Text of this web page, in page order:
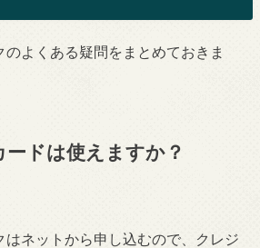
よくある疑問をまとめておきま
ドは使えますか？
はネットから申し込むので、クレジ